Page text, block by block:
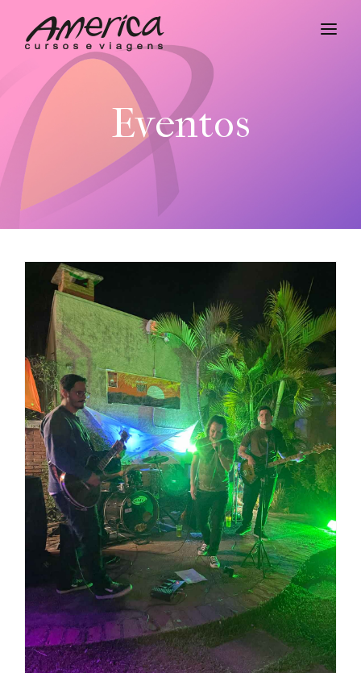
HOME
CURSOS
IMERSÃO
DEPOIMENTOS
EVENTOS
QUEM SOMOS
CONTATO
Eventos